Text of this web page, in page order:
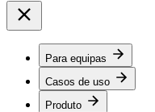
Para equipas
Casos de uso
Produto